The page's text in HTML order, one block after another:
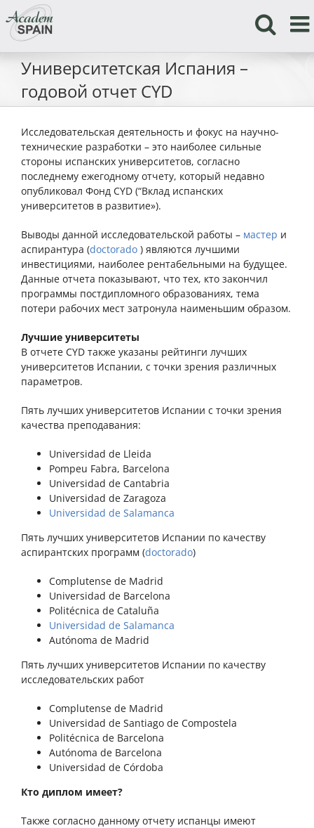
to
content
Университетская Испания –
годовой отчет СYD
Исследовательская деятельность и фокус на научно-
технические разработки – это наиболее сильные
стороны испанских университетов, согласно
последнему ежегодному отчету, который недавно
опубликовал Фонд CYD (“Вклад испанских
университетов в развитие»).
Выводы данной исследовательской работы – мастер и
аспирантура (doctorado ) являются лучшими
инвестициями, наиболее рентабельными на будущее.
Данные отчета показывают, что тех, кто закончил
программы постдипломного образованиях, тема
потери рабочих мест затронула наименьшим образом.
Лучшие университеты
В отчете CYD также указаны рейтинги лучших
университетов Испании, с точки зрения различных
параметров.
Пять лучших университетов Испании с точки зрения
качества преподавания:
Universidad de Lleida
Pompeu Fabra, Barcelona
Universidad de Cantabria
Universidad de Zaragoza
Universidad de Salamanca
Пять лучших университетов Испании по качеству
аспирантских программ (doctorado)
Complutense de Madrid
Universidad de Barcelona
Politécnica de Cataluña
Universidad de Salamanca
Autónoma de Madrid
Пять лучших университетов Испании по качеству
исследовательских работ
Complutense de Madrid
Universidad de Santiago de Compostela
Politécnica de Barcelona
Autónoma de Barcelona
Universidad de Córdoba
Кто диплом имеет?
Также согласно данному отчету испанцы имеют